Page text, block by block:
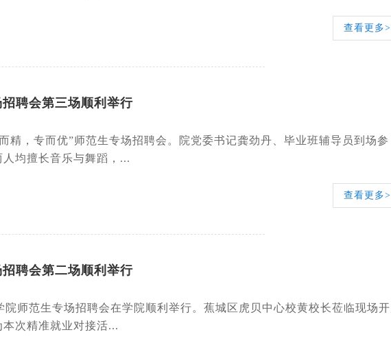
查看更多>
聘会第三场顺利举行
精，专而优”师范生专场招聘会。院党委书记龚劲丹、毕业班辅导员到场参
均擅长音乐与舞蹈，...
查看更多>
聘会第二场顺利举行
师范生专场招聘会在学院顺利举行。蕉城区虎贝中心校黄校长莅临现场
次精准就业对接活...